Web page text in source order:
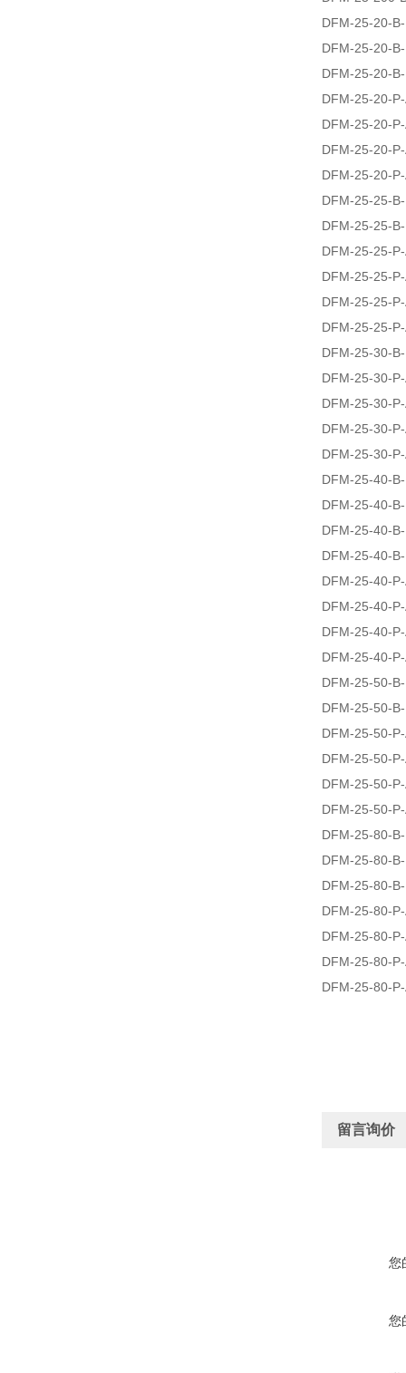
DFM-25-20-
DFM-25-20-
DFM-25-20-
DFM-25-20-
DFM-25-20-
DFM-25-20-
DFM-25-20-
DFM-25-25-
DFM-25-25-
DFM-25-25-
DFM-25-25-
DFM-25-25-
DFM-25-25-
DFM-25-30-
DFM-25-30-
DFM-25-30-
DFM-25-30-
DFM-25-30-
DFM-25-40-
DFM-25-40-
DFM-25-40-
DFM-25-40-
DFM-25-40-
DFM-25-40-
DFM-25-40-
DFM-25-40-
DFM-25-50-
DFM-25-50-
DFM-25-50-
DFM-25-50-
DFM-25-50-
DFM-25-50-
DFM-25-80-
DFM-25-80-
DFM-25-80-
DFM-25-80-
DFM-25-80-
DFM-25-80-
DFM-25-80-
留言询价
您
您